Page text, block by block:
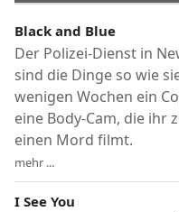
Black and Blue
Der Polizei-Dienst in
sind die Dinge so wie
wenigen Wochen ein
eine Body-Cam, die ihr
einen Mord filmt.
mehr ...
I See You